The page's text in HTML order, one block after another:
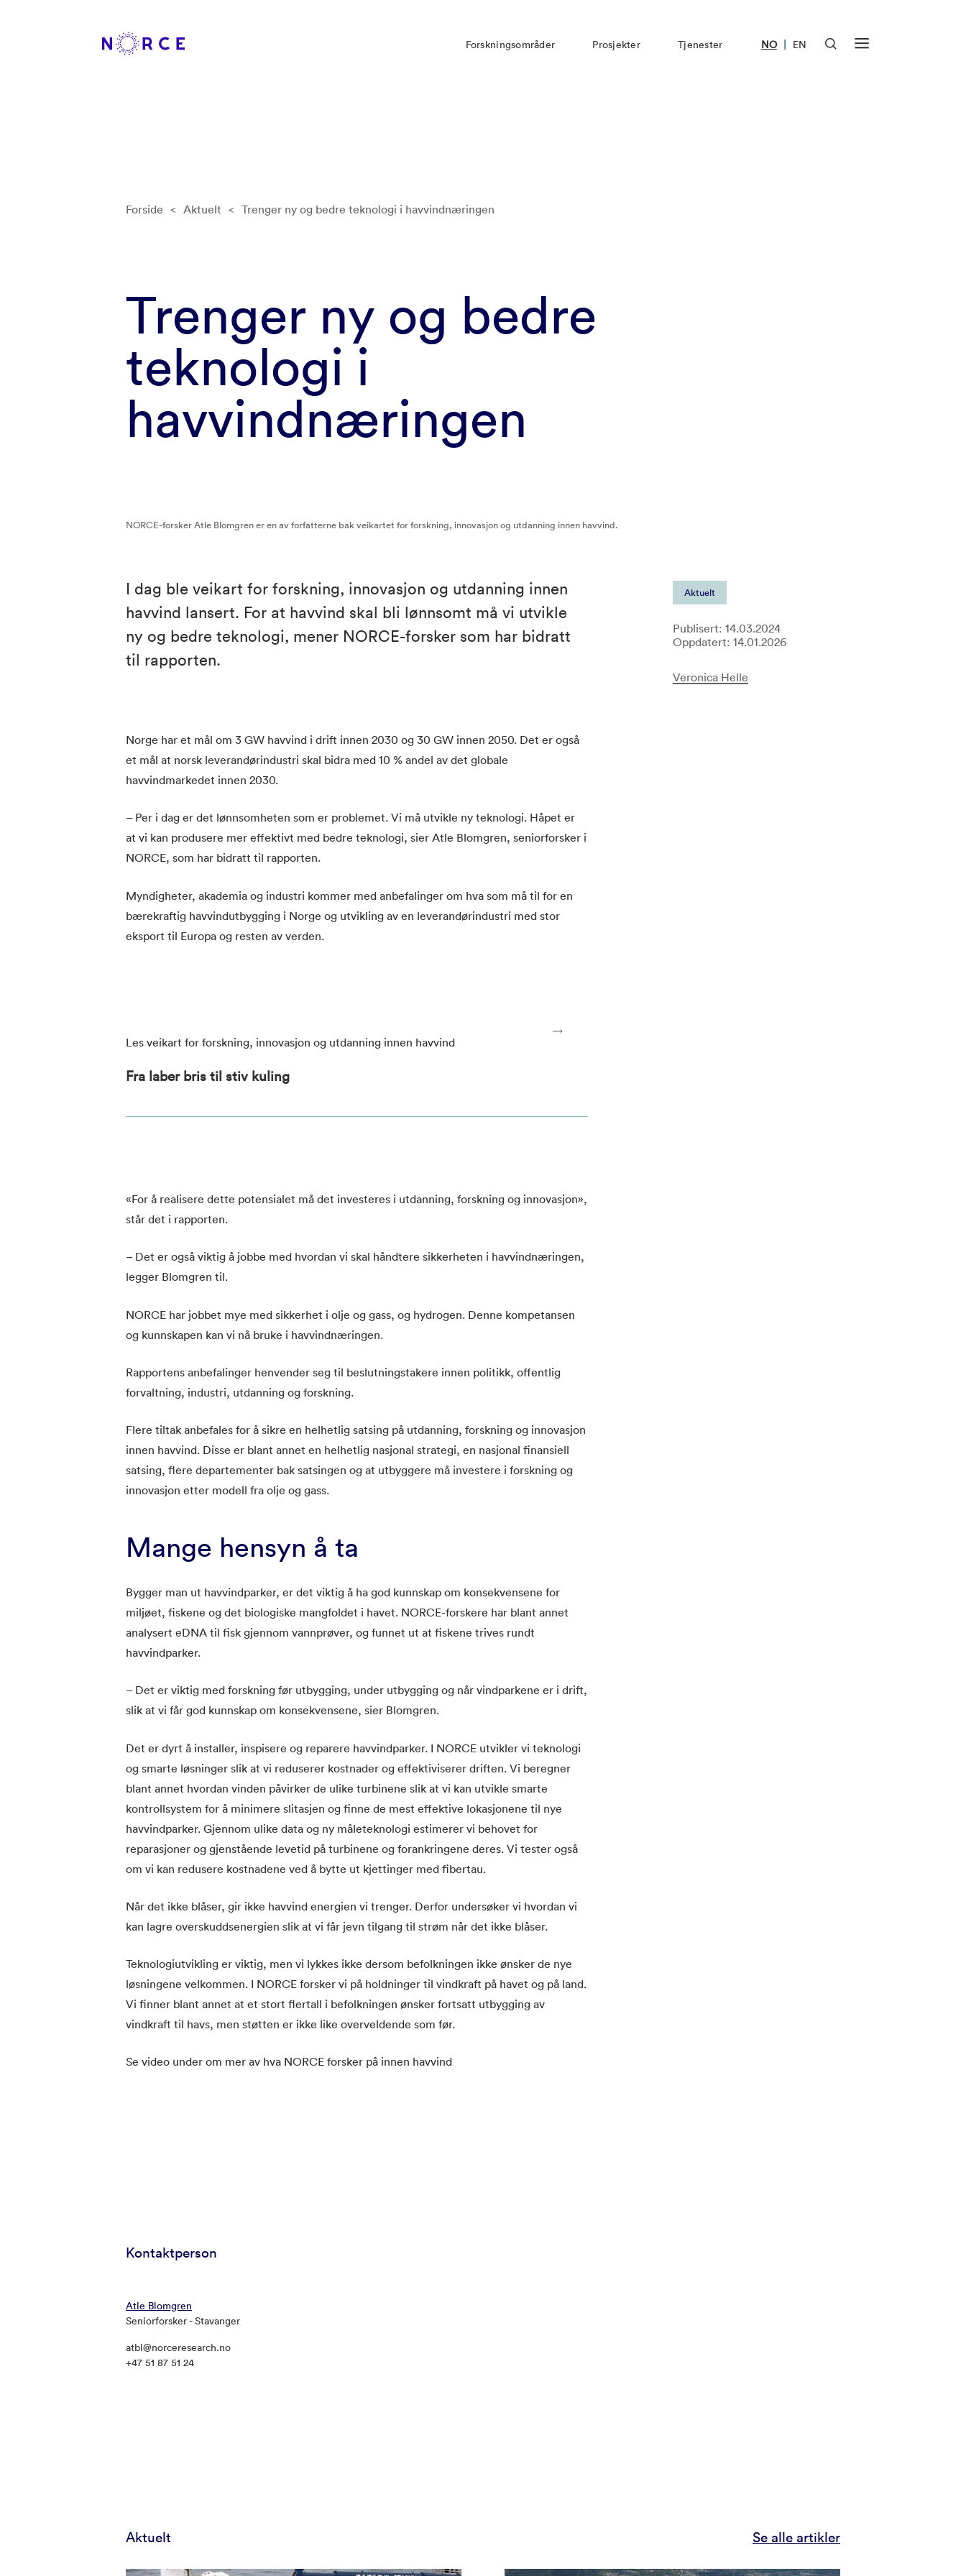
Forskningsområder Prosjekter Tjenester NO | EN
Forside < Aktuelt < Trenger ny og bedre teknologi i havvindnæringen
Trenger ny og bedre
teknologi i
havvindnæringen
NORCE-forsker Atle Blomgren er en av forfatterne bak veikartet for forskning, innovasjon og utdanning innen havvind.
Aktuelt
Publisert: 14.03.2024
Oppdatert: 14.01.2026
Veronica Helle
I dag ble veikart for forskning, innovasjon og utdanning innen
havvind lansert. For at havvind skal bli lønnsomt må vi utvikle
ny og bedre teknologi, mener NORCE-forsker som har bidratt
til rapporten.
Norge har et mål om 3 GW havvind i drift innen 2030 og 30 GW innen 2050. Det er også
et mål at norsk leverandørindustri skal bidra med 10 % andel av det globale
havvindmarkedet innen 2030.
– Per i dag er det lønnsomheten som er problemet. Vi må utvikle ny teknologi. Håpet er
at vi kan produsere mer effektivt med bedre teknologi, sier Atle Blomgren, seniorforsker i
NORCE, som har bidratt til rapporten.
Myndigheter, akademia og industri kommer med anbefalinger om hva som må til for en
bærekraftig havvindutbygging i Norge og utvikling av en leverandørindustri med stor
eksport til Europa og resten av verden.
Les veikart for forskning, innovasjon og utdanning innen havvind
Fra laber bris til stiv kuling
«For å realisere dette potensialet må det investeres i utdanning, forskning og innovasjon»,
står det i rapporten.
– Det er også viktig å jobbe med hvordan vi skal håndtere sikkerheten i havvindnæringen,
legger Blomgren til.
NORCE har jobbet mye med sikkerhet i olje og gass, og hydrogen. Denne kompetansen
og kunnskapen kan vi nå bruke i havvindnæringen.
Rapportens anbefalinger henvender seg til beslutningstakere innen politikk, offentlig
forvaltning, industri, utdanning og forskning.
Flere tiltak anbefales for å sikre en helhetlig satsing på utdanning, forskning og innovasjon
innen havvind. Disse er blant annet en helhetlig nasjonal strategi, en nasjonal finansiell
satsing, flere departementer bak satsingen og at utbyggere må investere i forskning og
innovasjon etter modell fra olje og gass.
Mange hensyn å ta
Bygger man ut havvindparker, er det viktig å ha god kunnskap om konsekvensene for
miljøet, fiskene og det biologiske mangfoldet i havet. NORCE-forskere har blant annet
analysert eDNA til fisk gjennom vannprøver, og funnet ut at fiskene trives rundt
havvindparker.
– Det er viktig med forskning før utbygging, under utbygging og når vindparkene er i drift,
slik at vi får god kunnskap om konsekvensene, sier Blomgren.
Det er dyrt å installer, inspisere og reparere havvindparker. I NORCE utvikler vi teknologi
og smarte løsninger slik at vi reduserer kostnader og effektiviserer driften. Vi beregner
blant annet hvordan vinden påvirker de ulike turbinene slik at vi kan utvikle smarte
kontrollsystem for å minimere slitasjen og finne de mest effektive lokasjonene til nye
havvindparker. Gjennom ulike data og ny måleteknologi estimerer vi behovet for
reparasjoner og gjenstående levetid på turbinene og forankringene deres. Vi tester også
om vi kan redusere kostnadene ved å bytte ut kjettinger med fibertau.
Når det ikke blåser, gir ikke havvind energien vi trenger. Derfor undersøker vi hvordan vi
kan lagre overskuddsenergien slik at vi får jevn tilgang til strøm når det ikke blåser.
Teknologiutvikling er viktig, men vi lykkes ikke dersom befolkningen ikke ønsker de nye
løsningene velkommen. I NORCE forsker vi på holdninger til vindkraft på havet og på land.
Vi finner blant annet at et stort flertall i befolkningen ønsker fortsatt utbygging av
vindkraft til havs, men støtten er ikke like overveldende som før.
Se video under om mer av hva NORCE forsker på innen havvind
Kontaktperson
Atle Blomgren
Seniorforsker - Stavanger
atbl@norceresearch.no
+47 51 87 51 24
Aktuelt Se alle artikler